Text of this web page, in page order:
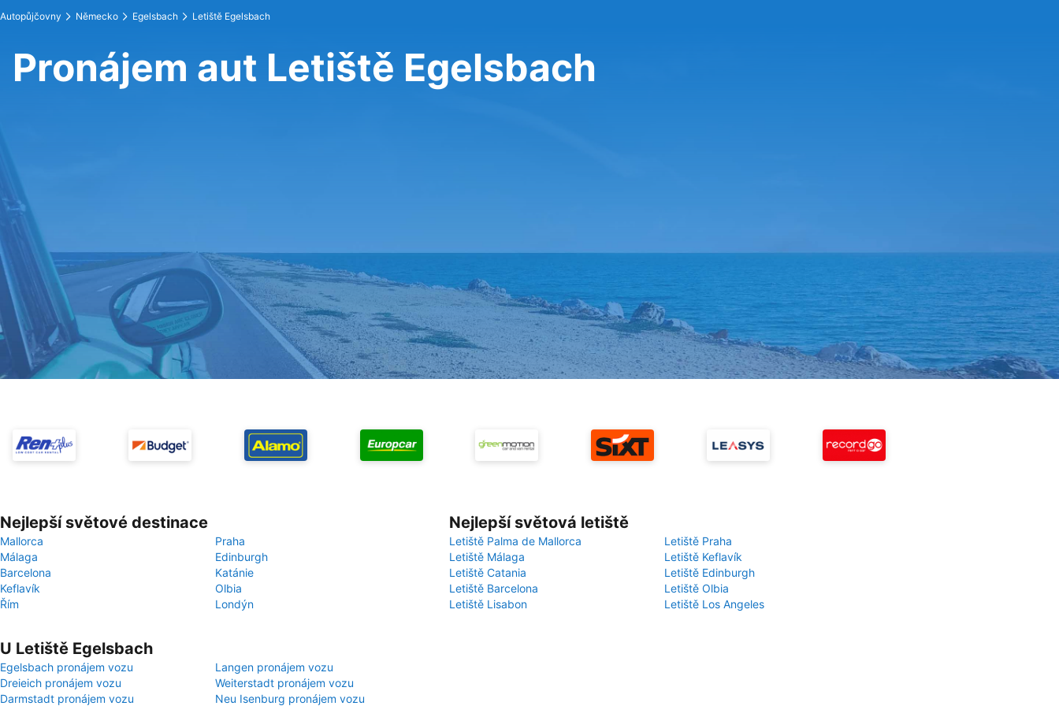
Autopůjčovny Německo Egelsbach Letiště Egelsbach
Pronájem aut Letiště Egelsbach
Nejlepší světové destinace
Mallorca
Praha
Málaga
Edinburgh
Barcelona
Katánie
Keflavík
Olbia
Řím
Londýn
Nejlepší světová letiště
Letiště Palma de Mallorca
Letiště Praha
Letiště Málaga
Letiště Keflavík
Letiště Catania
Letiště Edinburgh
Letiště Barcelona
Letiště Olbia
Letiště Lisabon
Letiště Los Angeles
U Letiště Egelsbach
Egelsbach pronájem vozu
Langen pronájem vozu
Dreieich pronájem vozu
Weiterstadt pronájem vozu
Darmstadt pronájem vozu
Neu Isenburg pronájem vozu